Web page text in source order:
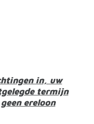
in, uw
termijn
ereloon